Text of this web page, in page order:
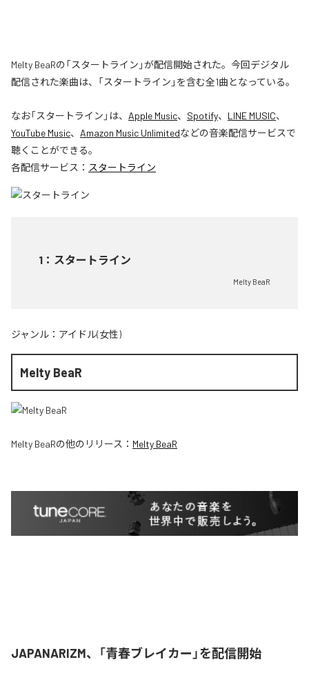
Melty BeaRの「スタートライン」が配信開始された。今回デジタル
配信された楽曲は、「スタートライン」を含む全1曲となっている。
なお「スタートライン 」は、 Apple Music、 Spotify、 LINE MUSIC、
YouTube Music、 Amazon Music Unlimitedなどの音楽配信サービスで
聴くことができる。
各配信サービス： スタートライン
1 ： スタートライン
Melty BeaR
ジャンル： アイドル(女性)
Melty BeaR
Melty BeaRの他のリリース： Melty BeaR
JAPANARIZM、「青春ブレイカー」を配信開始